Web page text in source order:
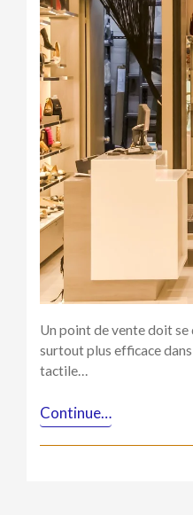
Un point de vente doit se
surtout plus efficace
tactile…
Continue…